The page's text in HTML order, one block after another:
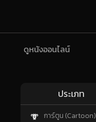
ดูหนังออนไลน์
ประเภท
การ์ตูน (Cartoon)